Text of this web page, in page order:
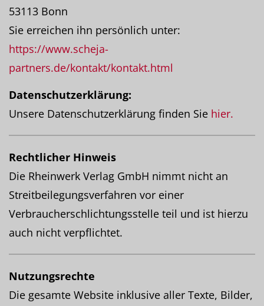
53113 Bonn
Sie erreichen ihn persönlich unter:
https://www.scheja-
partners.de/kontakt/kontakt.html
Datenschutzerklärung:
Unsere Datenschutzerklärung finden Sie hier.
Rechtlicher Hinweis
Die Rheinwerk Verlag GmbH nimmt nicht an
Streitbeilegungsverfahren vor einer
Verbraucherschlichtungsstelle teil und ist hierzu
auch nicht verpflichtet.
Nutzungsrechte
Die gesamte Website inklusive aller Texte, Bilder,